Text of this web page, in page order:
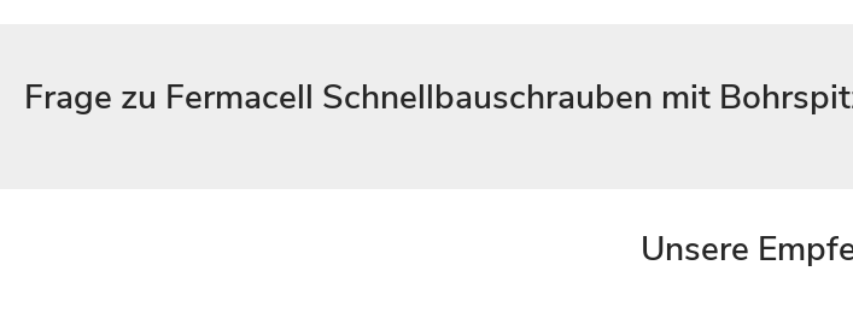
Frage zu Fermacell Schnellbauschrauben mit
Unsere